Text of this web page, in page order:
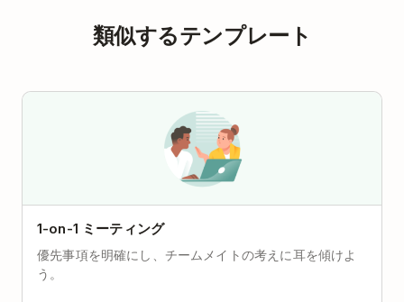
類似するテンプレート
1-on-1 ミーティング
優先事項を明確にし、チームメイトの考えに耳を傾けよ
う。